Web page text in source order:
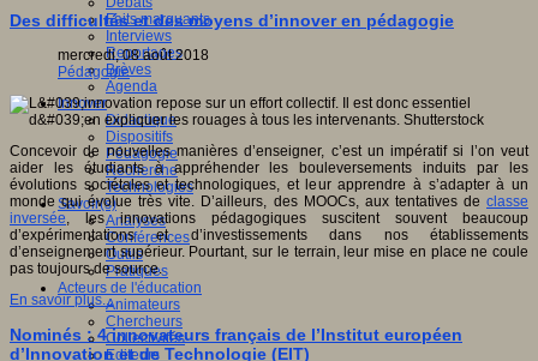
Faits marquants
Interviews
Reportages
Brèves
Agenda
Innover
Didactique
Dispositifs
Pédagogie
Recherche
Technologies
Savoir(s)
Analyses
Conférences
Outils
Pratiques
Acteurs de l'éducation
Animateurs
Chercheurs
Collectivités
Editeurs
Des difficultés et des moyens d’innover en pédagogie
mercredi, 08 août 2018
Pédagogie
Concevoir de nouvelles manières d’enseigner, c’est un impératif si l’on veut
aider les étudiants à appréhender les bouleversements induits par les
évolutions sociétales et technologiques, et leur apprendre à s’adapter à un
monde qui évolue très vite. D’ailleurs, des MOOCs, aux tentatives de classe
inversée, les innovations pédagogiques suscitent souvent beaucoup
d’expérimentations et d’investissements dans nos établissements
d’enseignement supérieur. Pourtant, sur le terrain, leur mise en place ne coule
pas toujours de source.
En savoir plus...
Nominés : 4 innovateurs français de l’Institut européen
d’Innovation et de Technologie (EIT)